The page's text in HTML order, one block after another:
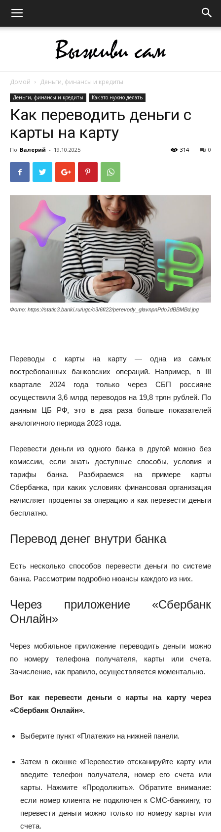
Выживи
сам
Домой Деньги, финансы и кредиты
Деньги, финансы и кредиты Как это нужно делать
Как переводить деньги с
карты на карту
По Валерий - 19.10.2025 0
314
Фото: https://static3.banki.ru/ugc/c3/6f/22/perevody_glavnpnPdoJdBBMBd.jpg
Переводы с карты на карту — одна из самых
востребованных банковских операций. Например, в III
квартале 2024 года только через СБП россияне
осуществили 3,6 млрд переводов на 19,8 трлн рублей. По
данным ЦБ РФ, это в два раза больше показателей
аналогичного периода 2023 года.
Перевести деньги из одного банка в другой можно без
комиссии, если знать доступные способы, условия и
тарифы банка. Разбираемся на примере карты
Сбербанка, при каких условиях финансовая организация
начисляет проценты за операцию и как перевести деньги
бесплатно.
Перевод денег внутри банка
Есть несколько способов перевести деньги по системе
банка. Рассмотрим подробно нюансы каждого из них.
Через приложение «Сбербанк
Онлайн»
Через мобильное приложение переводить деньги можно
по номеру телефона получателя, карты или счета.
Зачисление, как правило, осуществляется моментально.
Вот как перевести деньги с карты на карту через
«Сбербанк Онлайн».
Выберите пункт «Платежи» на нижней панели.
Затем в окошке «Перевести» отсканируйте карту или
введите телефон получателя, номер его счета или
карты. Нажмите «Продолжить». Обратите внимание:
если номер клиента не подключен к СМС-банкингу, то
перевести деньги можно только по номеру карты или
счета.